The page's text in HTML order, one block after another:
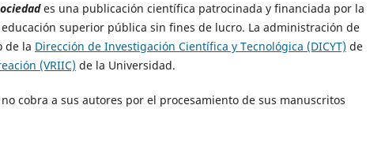
es una publicación científica patrocinada y financiada por la
superior pública sin fines de lucro. La administración de
de la Dirección de Investigación Científica y Tecnológica (DICYT) de
(VRIIC) de la Universidad.
cobra a sus autores por el procesamiento de sus manuscritos